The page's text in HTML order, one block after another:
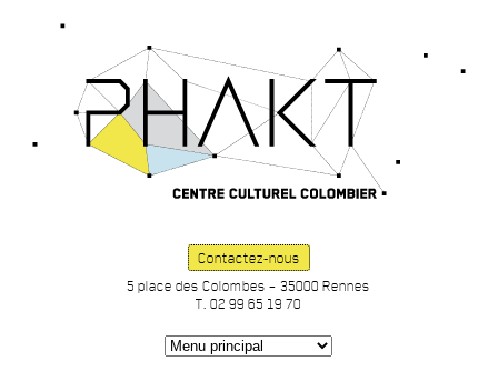
Contactez-nous
5 place des Colombes – 35000 Rennes
T. 02 99 65 19 70